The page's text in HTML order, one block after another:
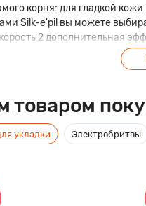
корня: для гладкой
Silk-e'pil вы можете
2 дополнительная
товаром
укладки Электробритвы